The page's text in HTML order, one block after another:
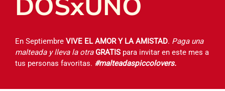
En Septiembre VIVE EL AMOR Y LA AMISTAD. Paga una
malteada y lleva la otra GRATISpara invitar en este mes a
tus personas favoritas. #malteadaspiccolovers.